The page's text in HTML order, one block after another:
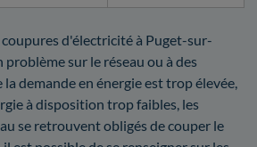
coupures d'électricité à Puget-sur-
sur le réseau ou à des
demande en énergie est trop élevée,
à disposition trop faibles, les
se retrouvent obligés de couper le